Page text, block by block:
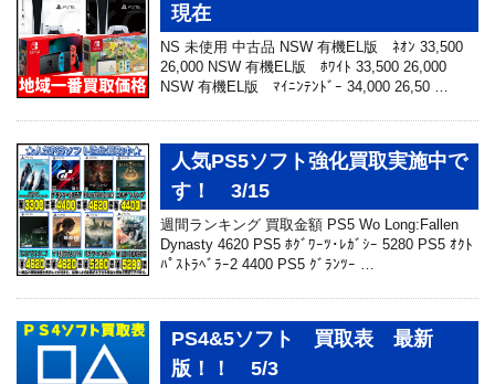
現在
NS 未使用 中古品 NSW 有機EL版 ﾈｵﾝ 33,500
26,000 NSW 有機EL版 ﾎﾜｲﾄ 33,500 26,000
NSW 有機EL版 ﾏｲﾆﾝﾃﾝﾄﾞｰ 34,000 26,50 …
人気PS5ソフト強化買取実施中で
す！ 3/15
週間ランキング 買取金額 PS5 Wo Long:Fallen
Dynasty 4620 PS5 ﾎｸﾞﾜｰﾂ･ﾚｶﾞｼｰ 5280 PS5 ｵｸﾄ
ﾊﾟｽﾄﾗﾍﾞﾗｰ2 4400 PS5 ｸﾞﾗﾝﾂｰ …
PS4&5ソフト 買取表 最新
版！！ 5/3